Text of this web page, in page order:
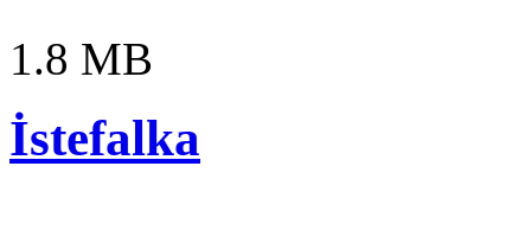
1.8 MB
İstefalka